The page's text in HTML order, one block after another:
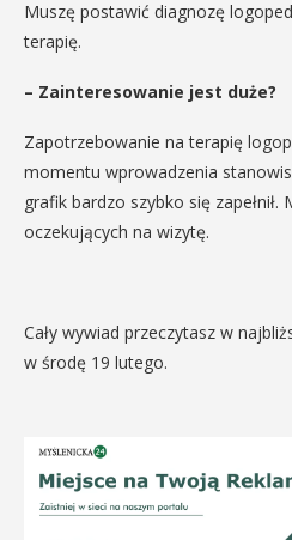
Muszę postawić diagnozę
terapię.
– Zainteresowanie jest duże?
Zapotrzebowanie na terapię
momentu wprowadzenia
grafik bardzo szybko się
oczekujących na wizytę.
Cały wywiad przeczytasz w
w środę 19 lutego.